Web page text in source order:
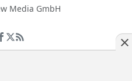
Media GmbH